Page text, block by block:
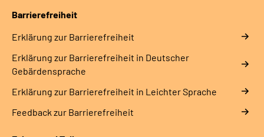
Barrierefreiheit
Erklärung zur Barrierefreiheit
Erklärung zur Barrierefreiheit in Deutscher
Gebärdensprache
Erklärung zur Barrierefreiheit in Leichter Sprache
Feedback zur Barrierefreiheit